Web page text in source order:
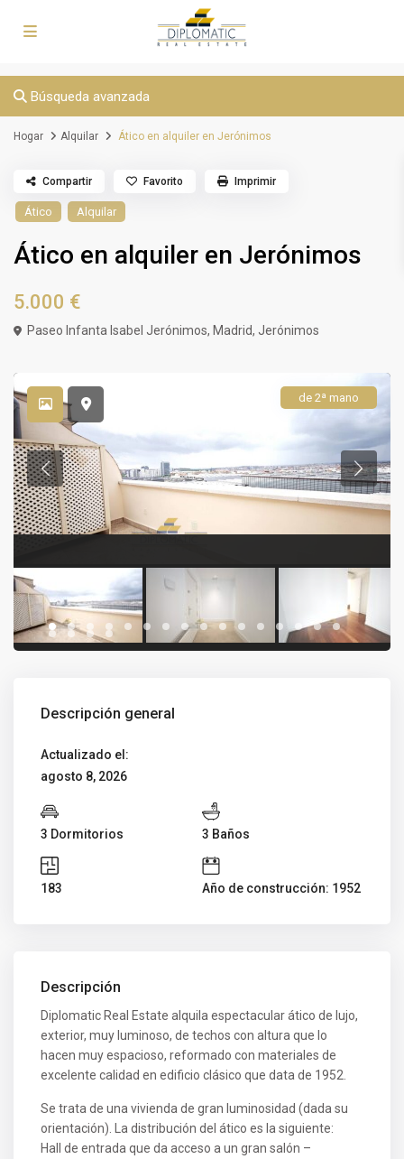
Búsqueda avanzada
Hogar Alquilar Ático en alquiler en Jerónimos
Ático Alquilar
Ático en alquiler en Jerónimos
5.000 €
Paseo Infanta Isabel Jerónimos, Madrid,Jerónimos
Compartir Favorito Imprimir
de 2ª mano
Descripción general
Actualizado el:
agosto 8, 2026
3 Dormitorios 3 Baños
183 Año de construcción: 1952
Descripción
Diplomatic Real Estate alquila espectacular ático de lujo,
exterior, muy luminoso, de techos con altura que lo
hacen muy espacioso, reformado con materiales de
excelente calidad en edificio clásico que data de 1952.
Se trata de una vivienda de gran luminosidad (dada su
orientación). La distribución del ático es la siguiente:
Hall de entrada que da acceso a un gran salón –